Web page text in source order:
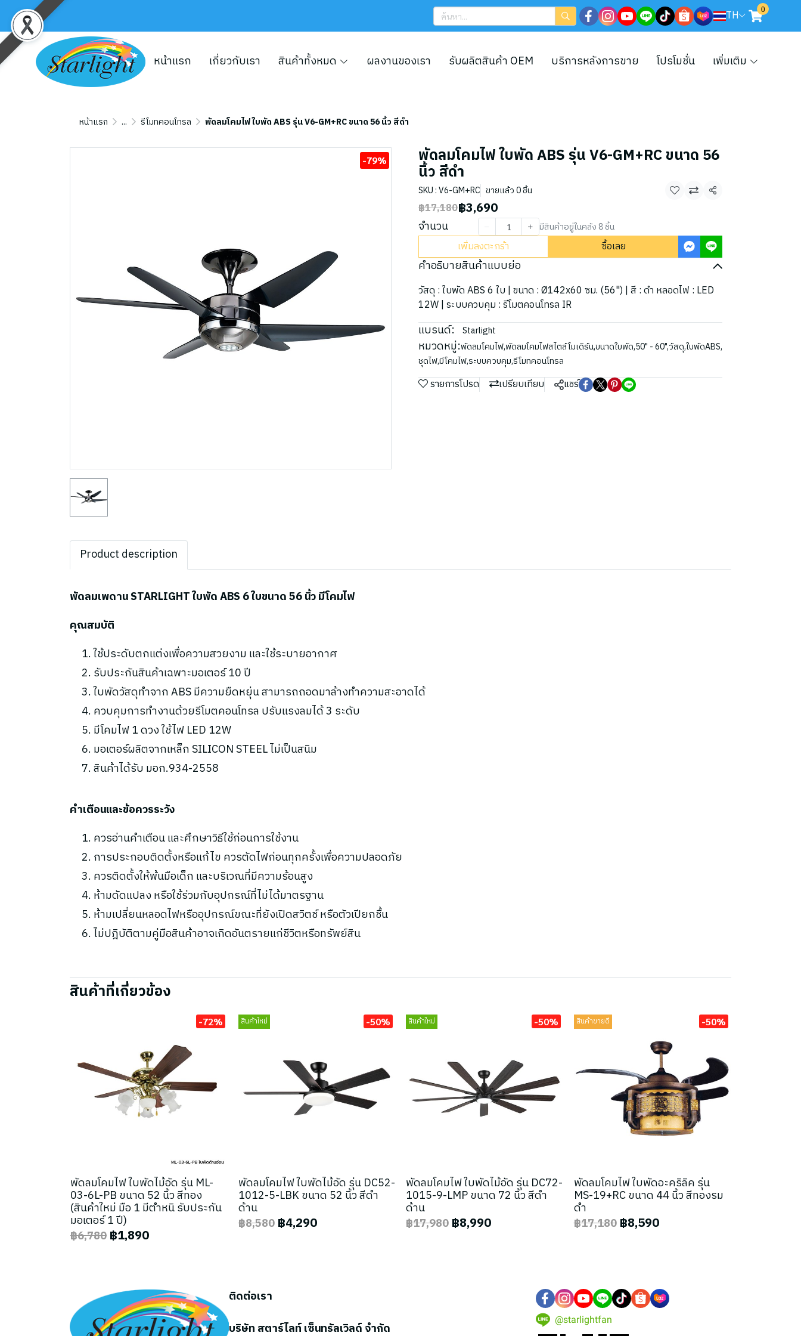
TH 0
หน้าแรก เกี่ยวกับเรา สินค้าทั้งหมด ผลงานของเรา รับผลิตสินค้า OEM บริการหลังการขาย โปรโมชั่น เพิ่มเติม
หน้าแรก ... รีโมทคอนโทรล พัดลมโคมไฟ ใบพัด ABS รุ่น V6-GM+RC ขนาด 56 นิ้ว สีดำ
-79% พัดลมโคมไฟ ใบพัด ABS รุ่น V6-GM+RC ขนาด 56
นิ้ว สีดำ
SKU : V6-GM+RC ขายแล้ว 0 ชิ้น
แชร์
฿17,180฿3,690
จำนวน มีสินค้าอยู่ในคลัง 8 ชิ้น
เพิ่มลงตะกร้า ซื้อเลย
คำอธิบายสินค้าแบบย่อ
วัสดุ : ใบพัด ABS 6 ใบ | ขนาด : Ø142x60 ซม. (56") | สี : ดำ หลอดไฟ : LED
12W | ระบบควบคุม : รีโมตคอนโทรล IR
แบรนด์: Starlight
หมวดหมู่:พัดลมโคมไฟ,พัดลมโคมไฟสไตล์โมเดิร์น,ขนาดใบพัด,50" - 60",วัสดุ,ใบพัดABS,
ชุดไฟ,มีโคมไฟ,ระบบควบคุม,รีโมทคอนโทรล
รายการโปรด เปรียบเทียบ แชร์
Product description
พัดลมเพดาน STARLIGHT ใบพัด ABS 6 ใบขนาด 56 นิ้ว มีโคมไฟ
คุณสมบัติ
ใช้ประดับตกแต่งเพื่อความสวยงาม และใช้ระบายอากาศ
รับประกันสินค้าเฉพาะมอเตอร์ 10 ปี
ใบพัดวัสดุทำจาก ABS มีความยืดหยุ่น สามารถถอดมาล้างทำความสะอาดได้
ควบคุมการทำงานด้วยรีโมตคอนโทรล ปรับแรงลมได้ 3 ระดับ
มีโคมไฟ 1 ดวง ใช้ไฟ LED 12W
มอเตอร์ผลิตจากเหล็ก SILICON STEEL ไม่เป็นสนิม
สินค้าได้รับ มอก.934-2558
คำเตือนและข้อควรระวัง
ควรอ่านคำเตือน และศึกษาวิธีใช้ก่อนการใช้งาน
การประกอบติดตั้งหรือแก้ไข ควรตัดไฟก่อนทุกครั้งเพื่อความปลอดภัย
ควรติดตั้งให้พ้นมือเด็ก และบริเวณที่มีความร้อนสูง
ห้ามดัดแปลง หรือใช้ร่วมกับอุปกรณ์ที่ไม่ได้มาตรฐาน
ห้ามเปลี่ยนหลอดไฟหรืออุปกรณ์ขณะที่ยังเปิดสวิตช์ หรือตัวเปียกชื้น
ไม่ปฎิบัติตามคู่มือสินค้าอาจเกิดอันตรายแก่ชีวิตหรือทรัพย์สิน
สินค้าที่เกี่ยวข้อง
-72%
พัดลมโคมไฟ ใบพัดไม้อัด รุ่น ML-
03-6L-PB ขนาด 52 นิ้ว สีทอง
(สินค้าใหม่ มือ 1 มีตำหนิ รับประกัน
มอเตอร์ 1 ปี)
฿6,780 ฿1,890
สินค้าใหม่ -50%
พัดลมโคมไฟ ใบพัดไม้อัด รุ่น DC52-
1012-5-LBK ขนาด 52 นิ้ว สีดำ
ด้าน
฿8,580 ฿4,290
สินค้าใหม่ -50%
พัดลมโคมไฟ ใบพัดไม้อัด รุ่น DC72-
1015-9-LMP ขนาด 72 นิ้ว สีดำ
ด้าน
฿17,980 ฿8,990
สินค้าขายดี -50%
พัดลมโคมไฟ ใบพัดอะคริลิค รุ่น
MS-19+RC ขนาด 44 นิ้ว สีทองรม
ดำ
฿17,180 ฿8,590
ติดต่อเรา
บริษัท สตาร์ไลท์ เซ็นทรัลเวิลด์ จำกัด
@starlightfan